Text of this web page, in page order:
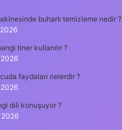
buharlı temizleme nedir ?
tiner kullanılır ?
faydaları nelerdir ?
dili konuşuyor ?
2026